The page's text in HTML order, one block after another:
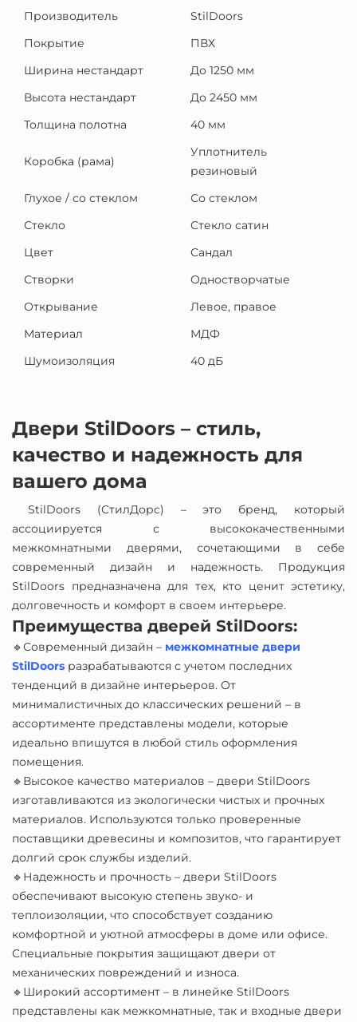
Производитель
StilDoors
Покрытие
ПВХ
Ширина нестандарт
До 1250 мм
Высота нестандарт
До 2450 мм
Толщина полотна
40 мм
Коробка (рама)
Уплотнитель
резиновый
Глухое / со стеклом
Со стеклом
Стекло
Стекло сатин
Цвет
Сандал
Створки
Одностворчатые
Открывание
Левое, правое
Материал
МДФ
Шумоизоляция
40 дБ
Двери StilDoors – стиль,
качество и надежность для
вашего дома
StilDoors (СтилДорс) – это бренд, который
ассоциируется с высококачественными
межкомнатными дверями, сочетающими в себе
современный дизайн и надежность. Продукция
StilDoors предназначена для тех, кто ценит эстетику,
долговечность и комфорт в своем интерьере.
Преимущества дверей StilDoors:
🔹Современный дизайн – межкомнатные двери
StilDoors разрабатываются с учетом последних
тенденций в дизайне интерьеров. От
минималистичных до классических решений – в
ассортименте представлены модели, которые
идеально впишутся в любой стиль оформления
помещения.
🔹Высокое качество материалов – двери StilDoors
изготавливаются из экологически чистых и прочных
материалов. Используются только проверенные
поставщики древесины и композитов, что гарантирует
долгий срок службы изделий.
🔹Надежность и прочность – двери StilDoors
обеспечивают высокую степень звуко- и
теплоизоляции, что способствует созданию
комфортной и уютной атмосферы в доме или офисе.
Специальные покрытия защищают двери от
механических повреждений и износа.
🔹Широкий ассортимент – в линейке StilDoors
представлены как межкомнатные, так и входные двери